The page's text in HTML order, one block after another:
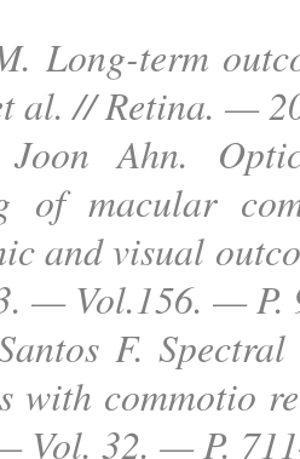
Long-term
al. // Retina. —
Joon Ahn.
of macular
and visual
— Vol.156. — P.
F.
with commotio
Vol. 32. — P.